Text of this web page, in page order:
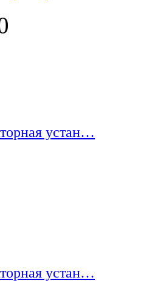
устан…
устан…